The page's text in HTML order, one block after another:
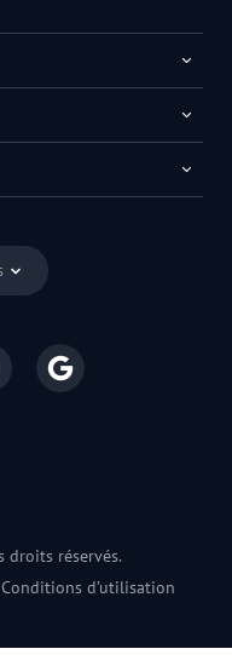
droits réservés.
Conditions d’utilisation